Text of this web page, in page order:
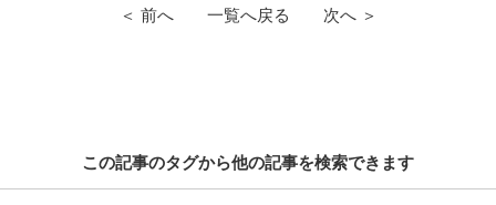
＜ 前へ 一覧へ戻る 次へ ＞
この記事のタグから他の記事を検索できます